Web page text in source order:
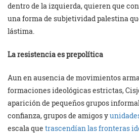
dentro de la izquierda, quieren que
una forma de subjetividad palestina
lástima.
La resistencia es prepolítica
Aun en ausencia de movimientos
formaciones ideológicas estrictas,
aparición de pequeños grupos
confianza, grupos de amigos y
escala que trascendían las fronteras